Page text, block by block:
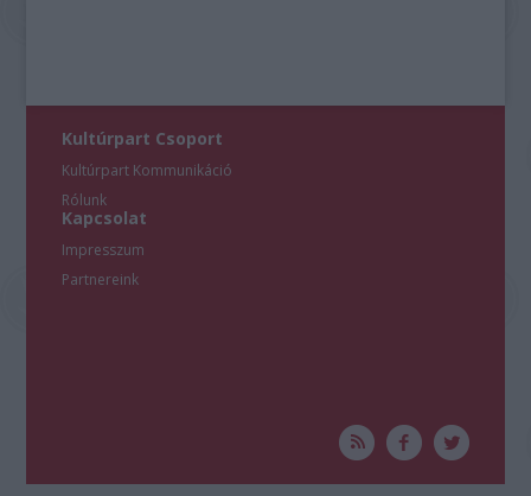
Kultúrpart Csoport
Kultúrpart Kommunikáció
Rólunk
Kapcsolat
Impresszum
Partnereink